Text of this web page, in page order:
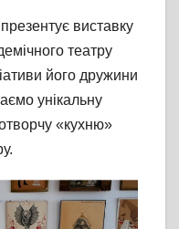
виставку
театру
його дружини
унікальну
«кухню»